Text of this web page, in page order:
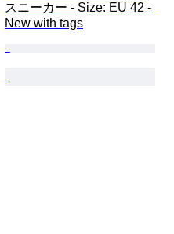
スニーカー - Size: EU 42 -
New with tags